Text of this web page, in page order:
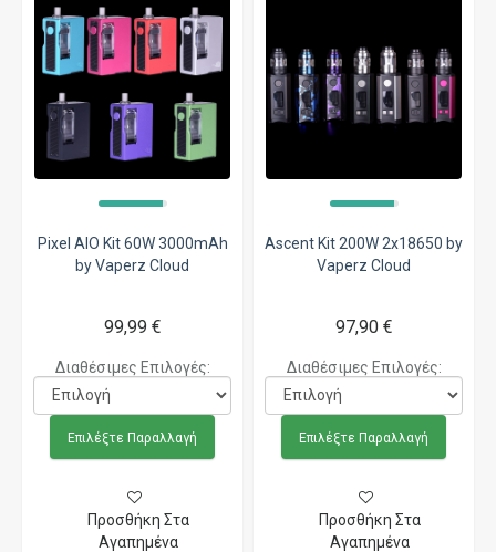
Pixel AIO Kit 60W 3000mAh
by Vaperz Cloud
99,99 €
Διαθέσιμες Επιλογές:
Επιλέξτε Παραλλαγή
Προσθήκη Στα
Αγαπημένα
Ascent Kit 200W 2x18650 by
Vaperz Cloud
97,90 €
Διαθέσιμες Επιλογές:
Επιλέξτε Παραλλαγή
Προσθήκη Στα
Αγαπημένα